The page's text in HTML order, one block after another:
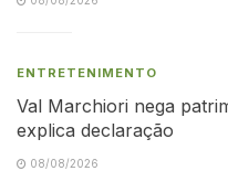
ENTRETENIMENTO
Val Marchiori nega
explica declaração
08/08/2026